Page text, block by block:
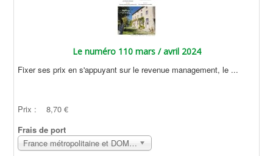
Le numéro 110 mars / avril 2024
Fixer ses prix en s'appuyant sur le revenue management, le ...
Prix :
8,70 €
Frais de port
France métropolitaine et DOM Sans surcoût